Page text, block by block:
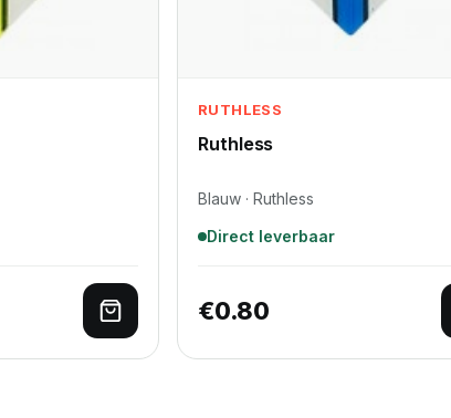
Toevoegen aan winkelwagen
RUTHLESS
Ruthless
Blauw · Ruthless
Direct leverbaar
€0.80